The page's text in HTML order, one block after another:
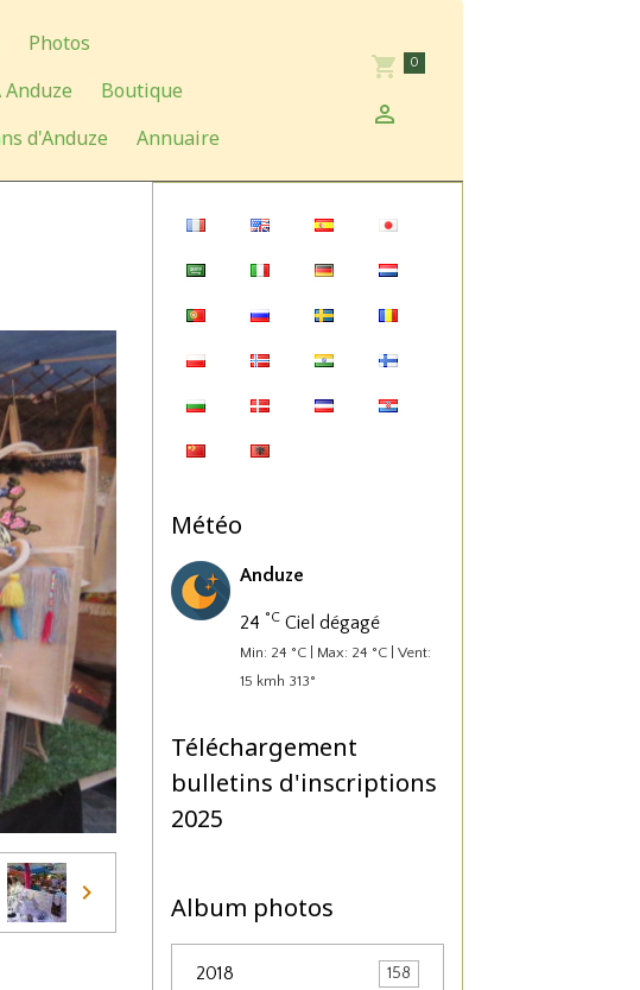
Photos
Boutique
d'Anduze
Annuaire
0
Météo
Anduze
24 °C Ciel dégagé
Min: 24 °C | Max: 24 °C | Vent:
15 kmh 313°
Téléchargement
bulletins d'inscriptions
2025
Album photos
2018 158